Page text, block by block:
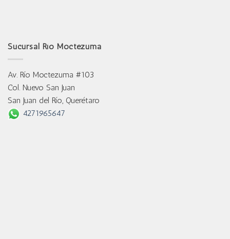
Sucursal Río Moctezuma
Av. Río Moctezuma #103
Col. Nuevo San Juan
San Juan del Río, Querétaro
4271965647